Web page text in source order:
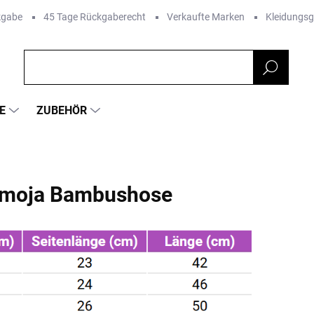
45 Tage Rückgaberecht Verkaufte Marken
ZUBEHÖR
Bambushose